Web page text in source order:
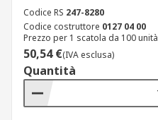
Codice RS 247-8280
Codice costruttore 0127 04 00
Prezzo per 1 scatola da 100 unità
50,54 €(IVA esclusa)
Quantità